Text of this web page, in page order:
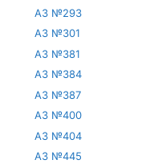
АЗ №293
АЗ №301
АЗ №381
АЗ №384
АЗ №387
АЗ №400
АЗ №404
АЗ №445